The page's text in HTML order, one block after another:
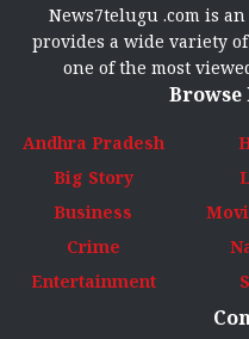
News7telugu .com is
provides a wide variety
one of the most
Browse
Andhra Pradesh
Big Story
Business
Crime
Entertainment